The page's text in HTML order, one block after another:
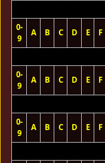
0-
9
A B C D E F
0-
9
A B C D E F
0-
9
A B C D E F